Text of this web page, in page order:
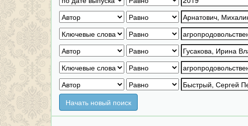
Начать новый поиск